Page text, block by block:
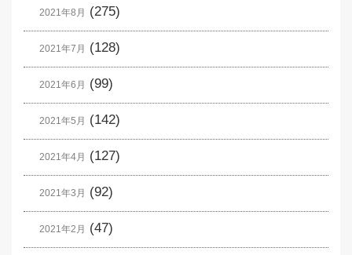
2021年8月 (275)
2021年7月 (128)
2021年6月 (99)
2021年5月 (142)
2021年4月 (127)
2021年3月 (92)
2021年2月 (47)